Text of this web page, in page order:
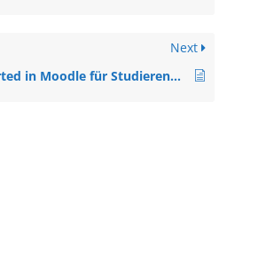
Next
Getting Started in Moodle für Studierende Moodle 4.5 (A1, Material)